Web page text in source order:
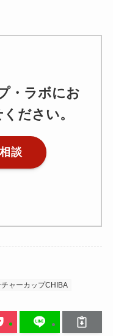
・ラボにお
ださい。
談
ャーカップCHIBA